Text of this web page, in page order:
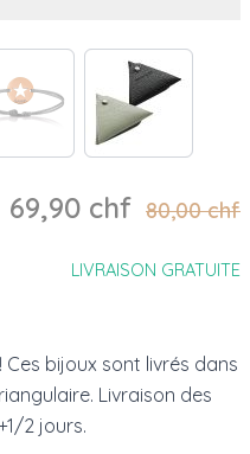
View larger imageView larger
80,00 chf
69,90 chf
LIVRAISON GRATUITE
bijoux sont livrés dans
Livraison des
2 jours.